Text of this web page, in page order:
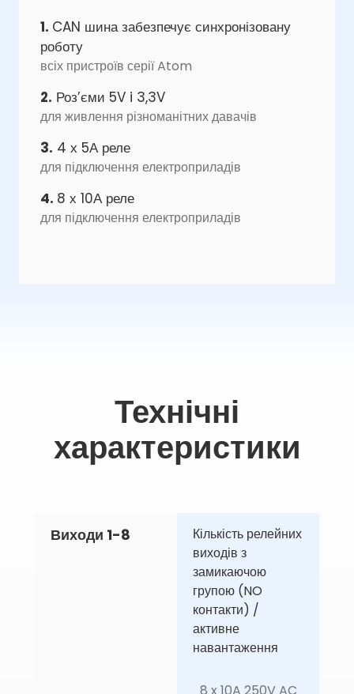
1. CAN шина забезпечує синхронізовану
роботу
всіх пристроїв серії Atom
2. Роз’єми 5V i 3,3V
для живлення різноманітних давачів
3. 4 х 5А реле
для підключення електроприладів
4. 8 х 10А реле
для підключення електроприладів
Технічні
характеристики
Виходи 1-8
Кількість релейних
виходів з
замикаючою
групою (NO
контакти) /
активне
навантаження
8 x 10A 250V AC